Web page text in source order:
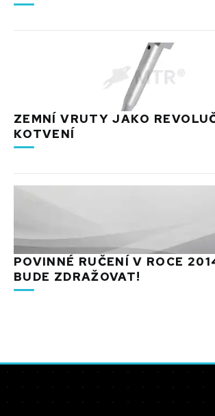
ZEMNÍ VRUTY JAKO
KOTVENÍ
POVINNÉ RUČENÍ V ROCE
BUDE ZDRAŽOVAT!